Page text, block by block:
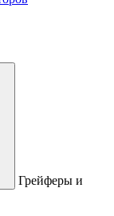
Грейферы и